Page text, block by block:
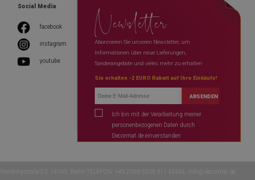
Social Media
facebook
instagram
youtube
Newsletter
Abonnieren Sie unseren Newsletter, um
Informationen über neue Lieferungen,
Sonderangebote und vieles mehr zu erhalten
Sie erhalten -2 EURO Rabatt auf Ihre Einkäufe!
ABSENDEN
Ich bin mit der Verarbeitung meiner
personenbezogenen Daten durch
Decormat.de einverstanden
23, 14195, Berlin TELEFON: +49 2099 5509 311 EMAIL: info@decormat.de